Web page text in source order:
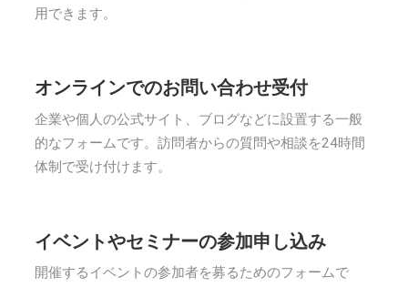
用できます。
オンラインでのお問い合わせ受付
企業や個人の公式サイト、ブログなどに設置する一般
的なフォームです。訪問者からの質問や相談を24時間
体制で受け付けます。
イベントやセミナーの参加申し込み
開催するイベントの参加者を募るためのフォームで